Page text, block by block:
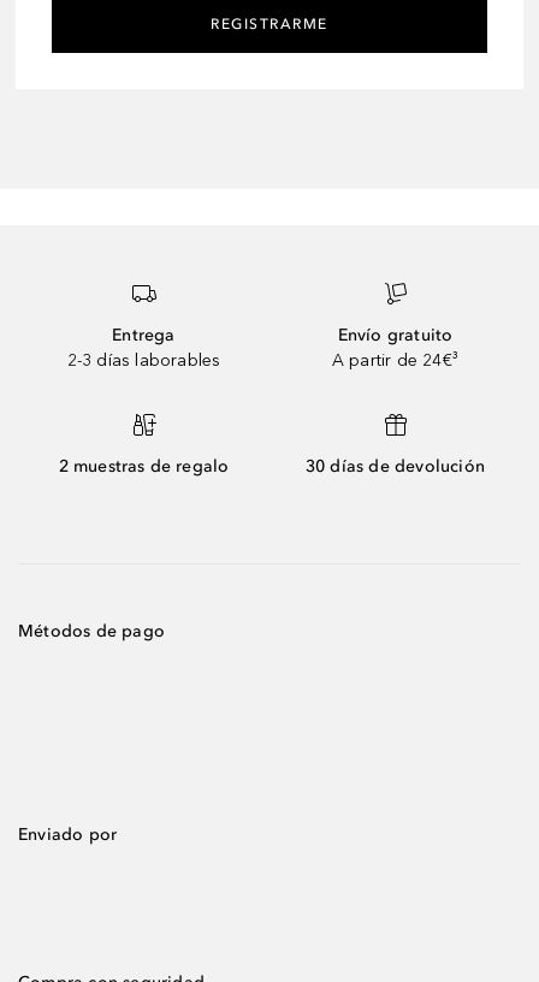
REGISTRARME
Entrega
2-3 días laborables
Envío gratuito
A partir de 24€³
2 muestras de regalo 30 días de devolución
Métodos de pago
Enviado por